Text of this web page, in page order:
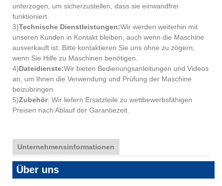
unterzogen, um sicherzustellen, dass sie einwandfrei
funktioniert.
3)Technische Dienstleistungen:Wir werden weiterhin mit
unseren Kunden in Kontakt bleiben, auch wenn die Maschine
ausverkauft ist. Bitte kontaktieren Sie uns ohne zu zögern,
wenn Sie Hilfe zu Maschinen benötigen.
4)Dateidienste:Wir bieten Bedienungsanleitungen und Videos
an, um Ihnen die Verwendung und Prüfung der Maschine
beizubringen.
5)Zubehör: Wir liefern Ersatzteile zu wettbewerbsfähigen
Preisen nach Ablauf der Garantiezeit.
Unternehmensinformationen
Über uns